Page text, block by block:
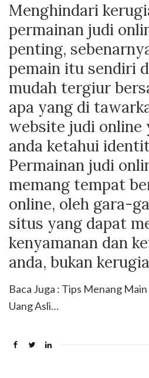
Menghindari
permainan judi
penting,
pemain itu sendiri
mudah tergiur
apa yang di
website judi online
anda ketahui
Permainan judi
memang tempat
online, oleh gara-
situs yang dapat
kenyamanan dan
anda, bukan
Baca Juga : Tips Menang
Uang Asli…